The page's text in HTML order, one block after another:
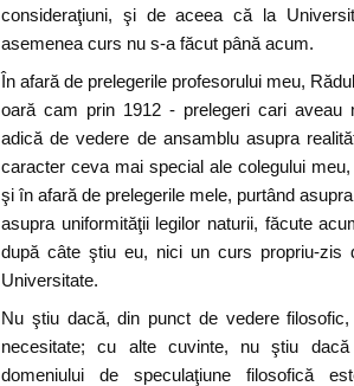
consideraţiuni, şi de aceea că la
asemenea curs nu s-a făcut până acum.
În afară de prelegerile profesorului meu,
oară cam prin 1912 - prelegeri cari aveau
adică de vedere de ansamblu asupra
caracter ceva mai special ale colegului
şi în afară de prelegerile mele, purtând
asupra uniformităţii legilor naturii, făcute
după câte ştiu eu, nici un curs propriu-zis
Universitate.
Nu ştiu dacă, din punct de vedere
necesitate; cu alte cuvinte, nu ştiu
domeniului de speculaţiune filosofică